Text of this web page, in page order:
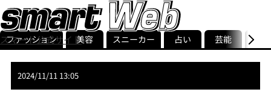
スマート公式サイト
smart最新号
記事一覧ランキング
ストリ
ファッション 美容 スニーカー 占い 芸能 グル
2024/11/11 13:05